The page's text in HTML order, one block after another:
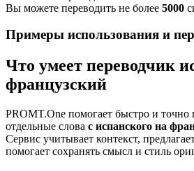
Вы можете переводить не более 5000
Примеры использования и
Что умеет переводчик
французский
PROMT.One помогает быстро и точно
отдельные слова с испанского на
Сервис учитывает контекст,
помогает сохранять смысл и стиль